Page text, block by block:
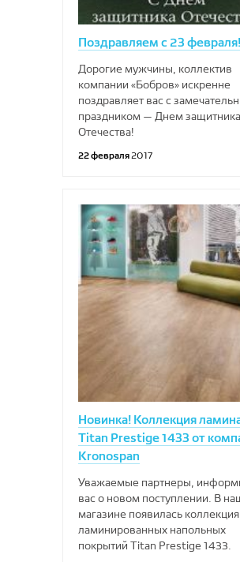
Поздравляем с 23 февраля!
Дорогие мужчины, коллектив
компании «Бобров» искренне
поздравляет вас с
праздником — Днем защитника
Отечества!
22 февраля2017
Новинка! Коллекция
Titan Prestige 1433 от
Kronospan
Уважаемые партнеры,
вас о новом поступлении. В
магазине появилась коллекция
ламинированных напольных
покрытий Titan Prestige 1433.